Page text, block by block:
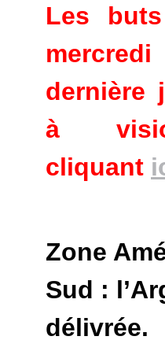
Les
dernière
à
cliquant
Zone
Sud :
délivrée.